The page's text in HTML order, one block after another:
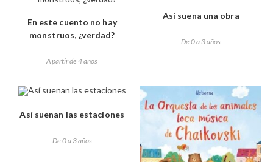
En este cuento no hay
monstruos, ¿verdad?
A partir de 4 años
Así suena una obra
De 0 a 3 años
Así suenan las estaciones
De 0 a 3 años